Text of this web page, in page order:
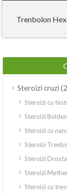
Trenbolon
Steroizi cruzi
Steroizi cu
Steroizi
Steroizi cu
Steroizi
Steroizi
Steroizi
Steroizi cu